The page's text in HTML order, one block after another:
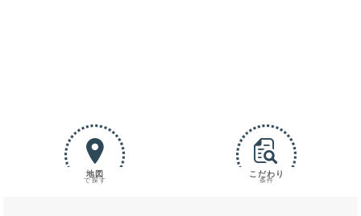
地図
で探す
こだわり
条件